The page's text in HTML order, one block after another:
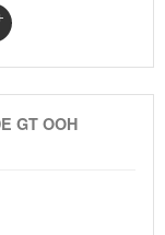
GT OOH